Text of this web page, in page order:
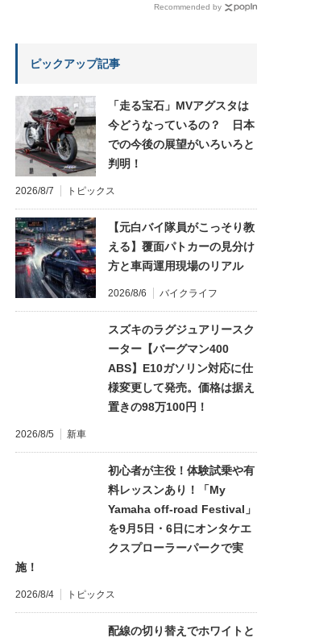
Recommended by
ピックアップ記事
「走る宝石」MVアグスタは
今どうなっているの？ 日本
での今後の展望がいろいろと
判明！
2026/8/7 トピックス
【元白バイ隊員がこっそり教
える】覆面パトカーの見分け
方と車両運用現場のリアル
2026/8/6 バイクライフ
スズキのラグジュアリースク
ーター【バーグマン400
ABS】E10ガソリン対応に仕
様変更して発売。価格は据え
置きの98万100円！
2026/8/5 新車
初心者が主役！体験試乗や有
料レッスンあり！「My
Yamaha off-road Festival」
を9月5日・6日にオンタケエ
クスプローラーパークで実
施！
2026/8/4 トピックス
配線の切り替えでホワイトと